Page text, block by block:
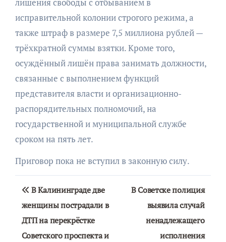
лишения свободы с отбыванием в
исправительной колонии строгого режима, а
также штраф в размере 7,5 миллиона рублей —
трёхкратной суммы взятки. Кроме того,
осуждённый лишён права занимать должности,
связанные с выполнением функций
представителя власти и организационно-
распорядительных полномочий, на
государственной и муниципальной службе
сроком на пять лет.
Приговор пока не вступил в законную силу.
Навигация
по
записям
В Калининграде две
женщины пострадали в
ДТП на перекрёстке
Советского проспекта и
В Советске полиция
выявила случай
ненадлежащего
исполнения